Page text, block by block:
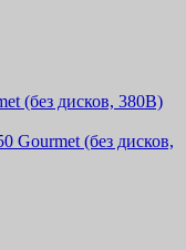
Gourmet (без дисков,